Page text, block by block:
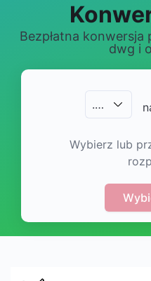
Bezpłatna
dwg i
.…
Wybierz lub